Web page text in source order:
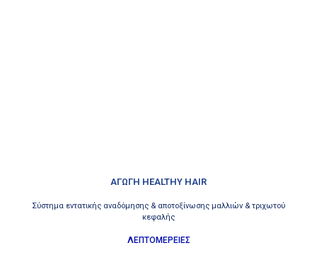
ΑΓΩΓΗ HEALTHY HAIR
Σύστημα εντατικής αναδόμησης & αποτοξίνωσης μαλλιών & τριχωτού
κεφαλής
ΛΕΠΤΟΜΕΡΕΙΕΣ